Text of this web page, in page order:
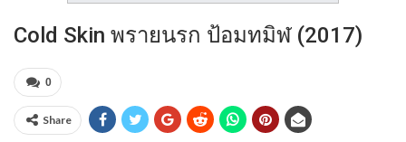
Cold Skin พรายนรก ป้อมทมิฬ (2017)
0
Share